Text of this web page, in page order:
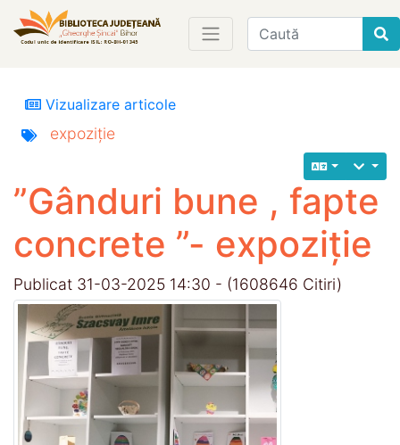
Find
Vizualizare articole
expoziție
”Gânduri bune , fapte
concrete ”- expoziție
Publicat 31-03-2025 14:30 - (1608646 Citiri)